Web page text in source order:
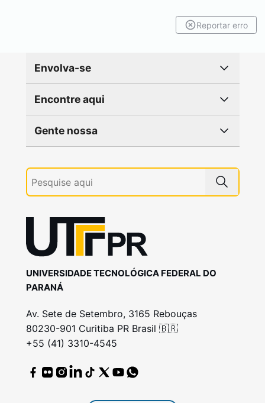
Reportar erro
Envolva-se
Encontre aqui
Gente nossa
UNIVERSIDADE TECNOLÓGICA FEDERAL DO
PARANÁ
Av. Sete de Setembro, 3165 Rebouças
80230-901 Curitiba PR Brasil 🇧🇷
+55 (41) 3310-4545